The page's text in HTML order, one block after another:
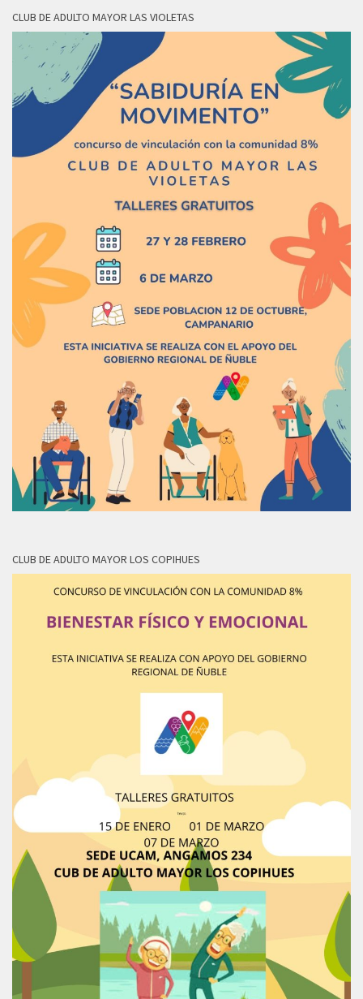
CLUB DE ADULTO MAYOR LAS VIOLETAS
CLUB DE ADULTO MAYOR LOS COPIHUES